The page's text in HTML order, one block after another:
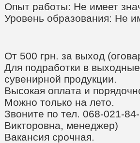
Опыт работы: Не имеет
Уровень образования: Не
От 500 грн. за выход
Для подработки в
сувенирной продукции.
Высокая оплата и
Можно только на лето.
Звоните по тел. 068-021-
Викторовна, менеджер)
Вакансия срочная.